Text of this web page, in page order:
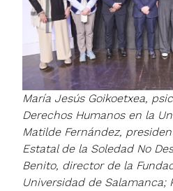
María Jesús Goikoetxea,
Derechos Humanos en la
Matilde Fernández,
Estatal de la Soledad No
Benito, director de la
Universidad de Salamanca;